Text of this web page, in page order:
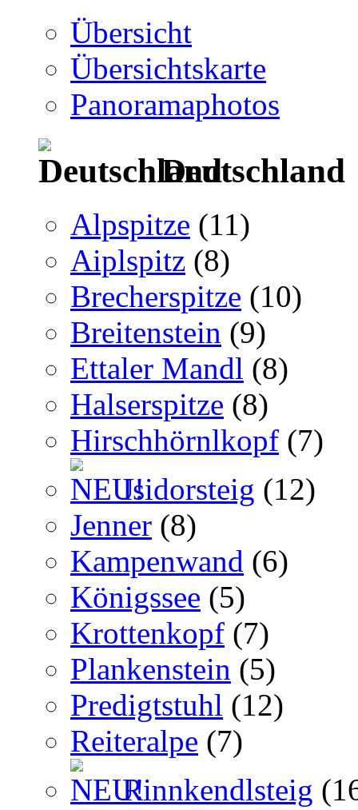
Übersicht
Übersichtskarte
Panoramaphotos
Deutschland
Alpspitze (11)
Aiplspitz (8)
Brecherspitze (10)
Breitenstein (9)
Ettaler Mandl (8)
Halserspitze (8)
Hirschhörnlkopf (7)
Isidorsteig (12)
Jenner (8)
Kampenwand (6)
Königssee (5)
Krottenkopf (7)
Plankenstein (5)
Predigtstuhl (12)
Reiteralpe (7)
Rinnkendlsteig